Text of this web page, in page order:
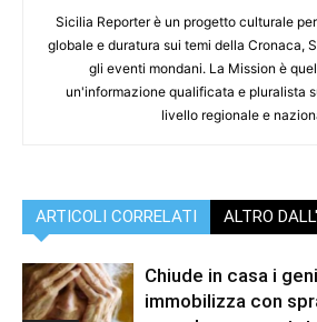
Sicilia Reporter è un progetto culturale
globale e duratura sui temi della Cronaca,
gli eventi mondani. La Mission è
un'informazione qualificata e pluralista
livello regionale e
ARTICOLI CORRELATI ALTRO
Chiude in casa i
immobilizza con